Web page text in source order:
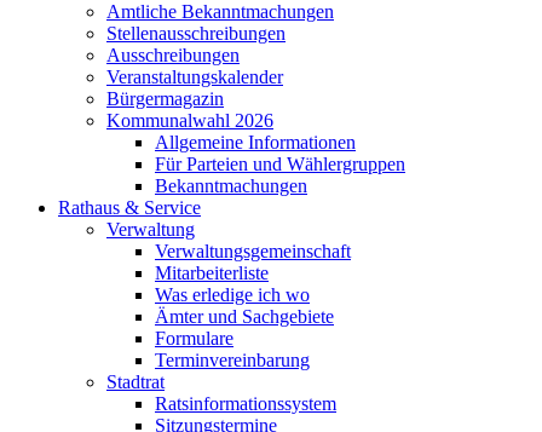
Amtliche Bekanntmachungen
Stellenausschreibungen
Ausschreibungen
Veranstaltungskalender
Bürgermagazin
Kommunalwahl 2026
Allgemeine Informationen
Für Parteien und Wählergruppen
Bekanntmachungen
Rathaus & Service
Verwaltung
Verwaltungsgemeinschaft
Mitarbeiterliste
Was erledige ich wo
Ämter und Sachgebiete
Formulare
Terminvereinbarung
Stadtrat
Ratsinformationssystem
Sitzungstermine